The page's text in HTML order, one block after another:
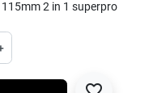
2 in 1 superpro